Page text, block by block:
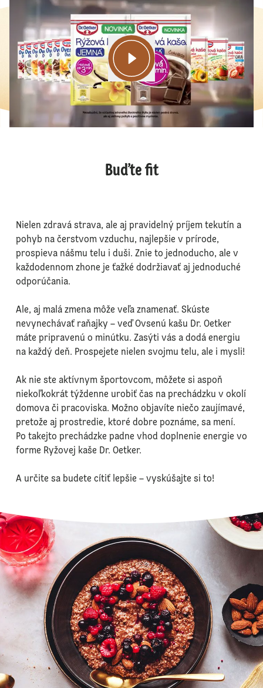
Buďte fit
Nielen zdravá strava, ale aj pravidelný príjem tekutín a
pohyb na čerstvom vzduchu, najlepšie v prírode,
prospieva nášmu telu i duši. Znie to jednoducho, ale v
každodennom zhone je ťažké dodržiavať aj jednoduché
odporúčania.
Ale, aj malá zmena môže veľa znamenať. Skúste
nevynechávať raňajky – veď Ovsenú kašu Dr. Oetker
máte pripravenú o minútku. Zasýti vás a dodá energiu
na každý deň. Prospejete nielen svojmu telu, ale i mysli!
Ak nie ste aktívnym športovcom, môžete si aspoň
niekoľkokrát týždenne urobiť čas na prechádzku v okolí
domova či pracoviska. Možno objavíte niečo zaujímavé,
pretože aj prostredie, ktoré dobre poznáme, sa mení.
Po takejto prechádzke padne vhod doplnenie energie vo
forme Ryžovej kaše Dr. Oetker.
A určite sa budete cítiť lepšie – vyskúšajte si to!